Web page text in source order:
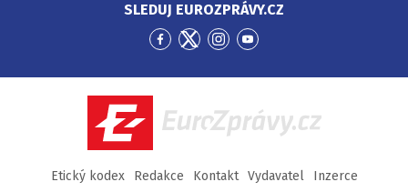
SLEDUJ EUROZPRÁVY.CZ
Přejít
Facebook
Přejít
Twitter
Přejít
Instagram
Přejít
YouTube
EuroZprávy.cz
Etický kodex Redakce Kontakt Vydavatel
Inzerce